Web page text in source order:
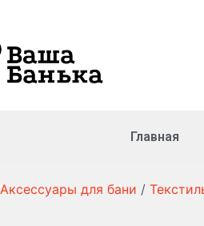
Главная
Аксессуары для бани /